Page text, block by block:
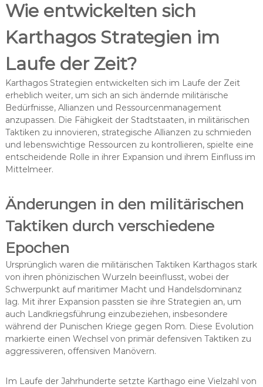
Wie entwickelten sich
Karthagos Strategien im
Laufe der Zeit?
Karthagos Strategien entwickelten sich im Laufe der Zeit
erheblich weiter, um sich an sich ändernde militärische
Bedürfnisse, Allianzen und Ressourcenmanagement
anzupassen. Die Fähigkeit der Stadtstaaten, in militärischen
Taktiken zu innovieren, strategische Allianzen zu schmieden
und lebenswichtige Ressourcen zu kontrollieren, spielte eine
entscheidende Rolle in ihrer Expansion und ihrem Einfluss im
Mittelmeer.
Änderungen in den militärischen
Taktiken durch verschiedene
Epochen
Ursprünglich waren die militärischen Taktiken Karthagos stark
von ihren phönizischen Wurzeln beeinflusst, wobei der
Schwerpunkt auf maritimer Macht und Handelsdominanz
lag. Mit ihrer Expansion passten sie ihre Strategien an, um
auch Landkriegsführung einzubeziehen, insbesondere
während der Punischen Kriege gegen Rom. Diese Evolution
markierte einen Wechsel von primär defensiven Taktiken zu
aggressiveren, offensiven Manövern.
Im Laufe der Jahrhunderte setzte Karthago eine Vielzahl von